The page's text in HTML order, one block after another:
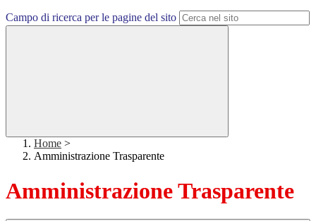
Campo di ricerca per le pagine del sito
Home >
Amministrazione Trasparente
Amministrazione Trasparente